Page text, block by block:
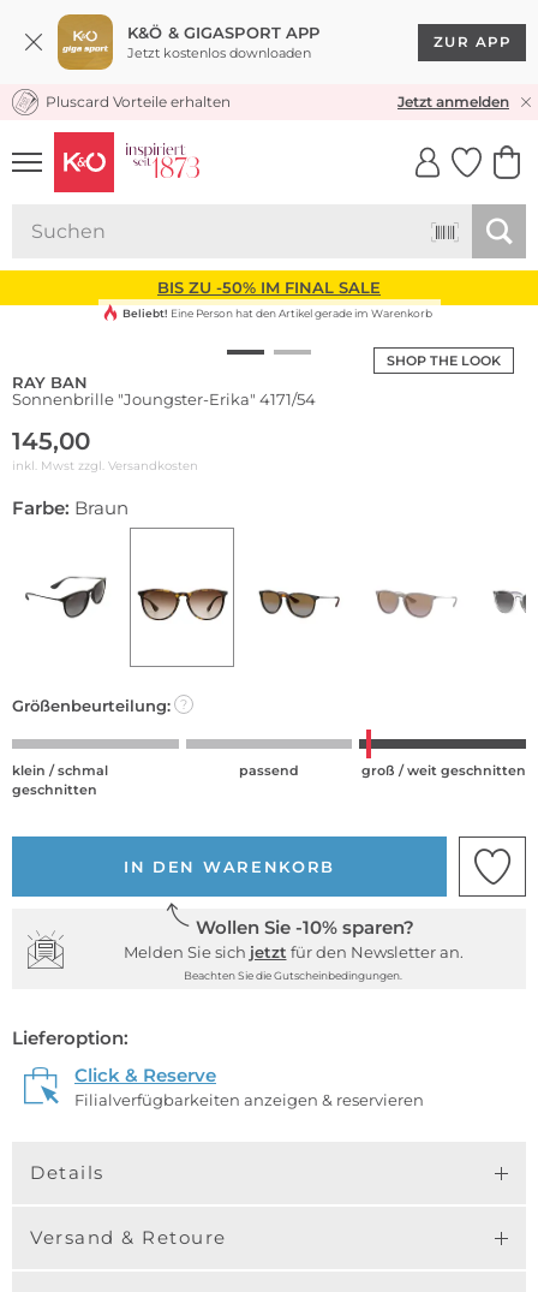
K&Ö & GIGASPORT APP
Jetzt kostenlos downloaden
ZUR APP
KOSTENLOSER VERSAND* & RÜCKVERSAND
Pluscard Vorteile erhalten Jetzt anmelden
UNSERE APP
CLICK &
BIS ZU -50% IM FINAL SALE
SHOP THE LOOK
Beliebt! Eine Person hat den Artikel gerade im Warenkorb
RAY BAN
Sonnenbrille "Joungster-Erika" 4171/54
145,00
inkl. Mwst zzgl. Versandkosten
Farbe: Braun
Größenbeurteilung: ?
klein / schmal
geschnitten
passend groß / weit geschnitten
IN DEN WARENKORB
Wollen Sie -10% sparen?
Melden Sie sich jetzt für den Newsletter an.
Beachten Sie die Gutscheinbedingungen.
Lieferoption:
Click & Reserve
Filialverfügbarkeiten anzeigen & reservieren
Details
Versand & Retoure